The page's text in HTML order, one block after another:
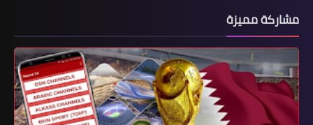
مشاركة مميزة